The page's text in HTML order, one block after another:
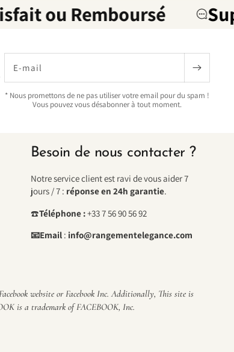
ou Remboursé
E-mail
* Nous promettons de ne pas utiliser votre email pour du spam !
Vous pouvez vous désabonner à tout moment.
Besoin de nous contacter ?
Notre service client est ravi de vous aider 7
jours / 7 : réponse en 24h garantie.
☎️Téléphone :+33 7 56 90 56 92
📧Email: info@rangementelegance.com
website or Facebook Inc. Additionally, This site is
is a trademark of FACEBOOK, Inc.